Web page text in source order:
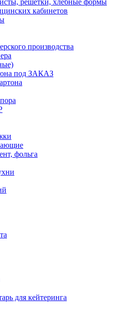
решетки, хлебные формы
кабинетов
производства
под ЗАКАЗ
фольга
для кейтеринга